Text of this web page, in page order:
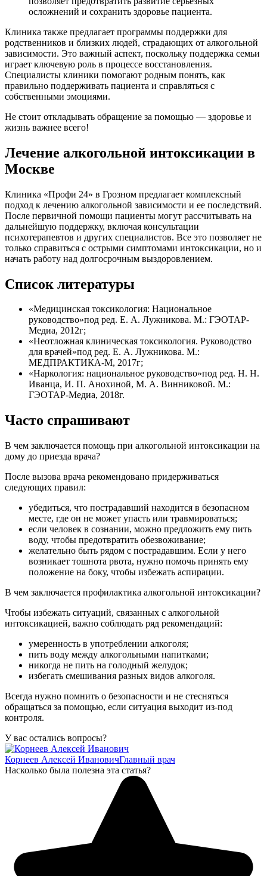
осложнений и сохранить здоровье пациента.
Клиника также предлагает программы поддержки для
родственников и близких людей, страдающих от алкогольной
зависимости. Это важный аспект, поскольку поддержка семьи
играет ключевую роль в процессе восстановления.
Специалисты клиники помогают родным понять, как
правильно поддерживать пациента и справляться с
собственными эмоциями.
Не стоит откладывать обращение за помощью — здоровье и
жизнь важнее всего!
Лечение алкогольной интоксикации в
Москве
Клиника «Профи 24» в Грозном предлагает комплексный
подход к лечению алкогольной зависимости и ее последствий.
После первичной помощи пациенты могут рассчитывать на
дальнейшую поддержку, включая консультации
психотерапевтов и других специалистов. Все это позволяет не
только справиться с острыми симптомами интоксикации, но и
начать работу над долгосрочным выздоровлением.
Список литературы
«Медицинская токсикология: Национальное
руководство»под ред. Е. А. Лужникова. М.: ГЭОТАР-
Медиа, 2012г;
«Неотложная клиническая токсикология. Руководство
для врачей»под ред. Е. А. Лужникова. М.:
МЕДПРАКТИКА-М, 2017г;
«Наркология: национальное руководство»под ред. Н. Н.
Иванца, И. П. Анохиной, М. А. Винниковой. М.:
ГЭОТАР-Медиа, 2018г.
Часто спрашивают
В чем заключается помощь при алкогольной интоксикации на
дому до приезда врача?
После вызова врача рекомендовано придерживаться
следующих правил:
убедиться, что пострадавший находится в безопасном
месте, где он не может упасть или травмироваться;
если человек в сознании, можно предложить ему пить
воду, чтобы предотвратить обезвоживание;
желательно быть рядом с пострадавшим. Если у него
возникает тошнота рвота, нужно помочь принять ему
положение на боку, чтобы избежать аспирации.
В чем заключается профилактика алкогольной интоксикации?
Чтобы избежать ситуаций, связанных с алкогольной
интоксикацией, важно соблюдать ряд рекомендаций:
умеренность в употреблении алкоголя;
пить воду между алкогольными напитками;
никогда не пить на голодный желудок;
избегать смешивания разных видов алкоголя.
Всегда нужно помнить о безопасности и не стесняться
обращаться за помощью, если ситуация выходит из-под
контроля.
У вас остались вопросы?
Корнеев Алексей ИвановичГлавный врач
Насколько была полезна эта статья?